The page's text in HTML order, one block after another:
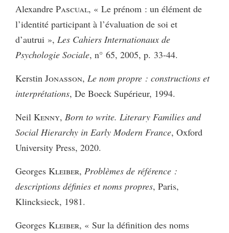
Alexandre Pascual, « Le prénom : un élément de
l’identité participant à l’évaluation de soi et
d’autrui », Les Cahiers Internationaux de
Psychologie Sociale, n° 65, 2005, p. 33-44.
Kerstin Jonasson, Le nom propre : constructions et
interprétations, De Boeck Supérieur, 1994.
Neil Kenny, Born to write. Literary Families and
Social Hierarchy in Early Modern France, Oxford
University Press, 2020.
Georges Kleiber, Problèmes de référence :
descriptions définies et noms propres, Paris,
Klincksieck, 1981.
Georges Kleiber, « Sur la définition des noms